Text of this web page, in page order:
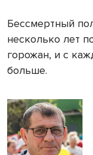
Бессмертный
несколько лет
горожан, и с
больше.